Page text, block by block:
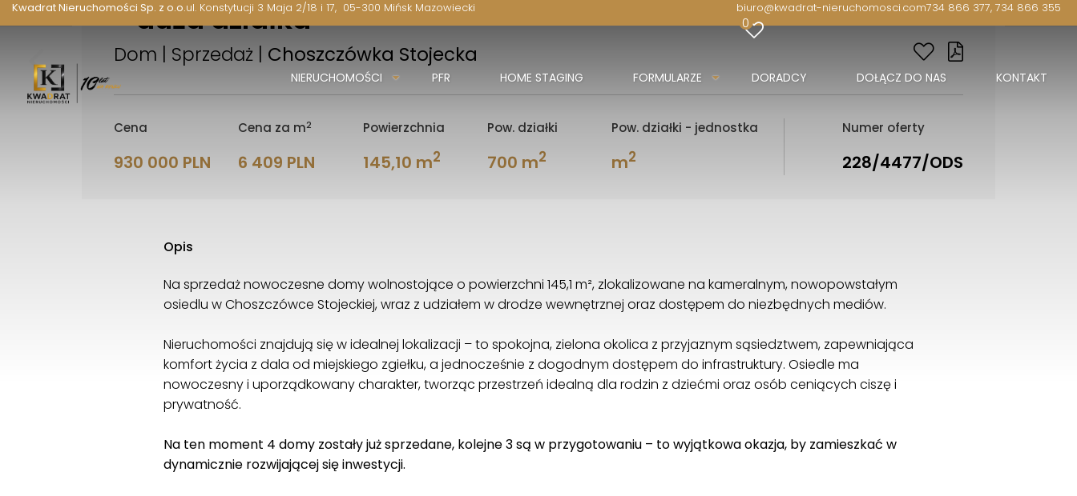
Kwadrat Nieruchomości Sp. z o.o.ul. Konstytucji 3 Maja 2/18 i 17 05-300 Mińsk Mazowiecki biuro@kwadrat-nieruchomosci.com734 866 377, 734 866 355
0
NIERUCHOMOŚCI PFR HOME STAGING FORMULARZE DORADCY DOŁĄCZ DO NAS KONTAKT
- duża działka
Dom | Sprzedaż | Choszczówka Stojecka
Cena
930 000 PLN
Cena za m2
6 409 PLN
Powierzchnia
145,10 m2
Pow. działki
700 m2
Pow. działki - jednostka
m2
Numer oferty
228/4477/ODS
Opis
Na sprzedaż nowoczesne domy wolnostojące o powierzchni 145,1 m², zlokalizowane na kameralnym, nowopowstałym
osiedlu w Choszczówce Stojeckiej, wraz z udziałem w drodze wewnętrznej oraz dostępem do niezbędnych mediów.
Nieruchomości znajdują się w idealnej lokalizacji – to spokojna, zielona okolica z przyjaznym sąsiedztwem, zapewniająca
komfort życia z dala od miejskiego zgiełku, a jednocześnie z dogodnym dostępem do infrastruktury. Osiedle ma
nowoczesny i uporządkowany charakter, tworząc przestrzeń idealną dla rodzin z dziećmi oraz osób ceniących ciszę i
prywatność.
Na ten moment 4 domy zostały już sprzedane, kolejne 3 są w przygotowaniu – to wyjątkowa okazja, by zamieszkać w
dynamicznie rozwijającej się inwestycji.